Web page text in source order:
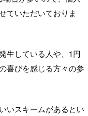
ていただいておりま
生している人や、1円
喜びを感じる方々の参
いスキームがあるとい